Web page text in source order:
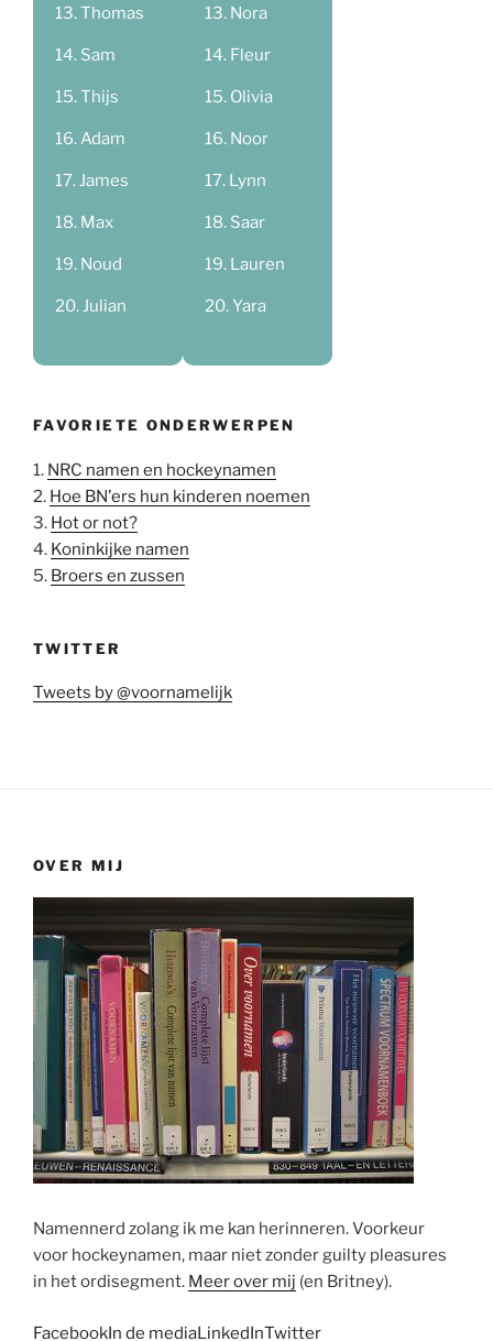
Thomas
Sam
Thijs
Adam
James
Max
Noud
Julian
Nora
Fleur
Olivia
Noor
Lynn
Saar
Lauren
Yara
FAVORIETE ONDERWERPEN
1. NRC namen en hockeynamen
2. Hoe BN'ers hun kinderen noemen
3. Hot or not?
4. Koninkijke namen
5. Broers en zussen
TWITTER
Tweets by @voornamelijk
OVER MIJ
Namennerd zolang ik me kan herinneren. Voorkeur
voor hockeynamen, maar niet zonder guilty pleasures
in het ordisegment. Meer over mij (en Britney).
FacebookIn de mediaLinkedInTwitter